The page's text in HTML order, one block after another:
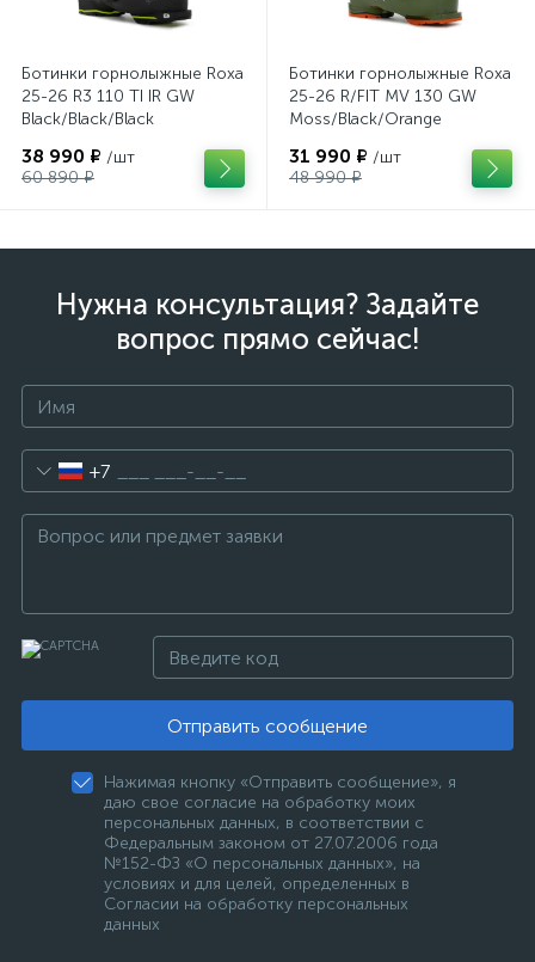
Ботинки горнолыжные Roxa
25-26 R3 110 TI IR GW
Black/Black/Black
38 990 ₽ /шт
60 890 ₽
Ботинки горнолыжные Roxa
25-26 R/FIT MV 130 GW
Moss/Black/Orange
31 990 ₽ /шт
48 990 ₽
Нужна консультация? Задайте
вопрос прямо сейчас!
+7
Отправить сообщение
Нажимая кнопку «Отправить сообщение», я
даю свое согласие на обработку моих
персональных данных, в соответствии с
Федеральным законом от 27.07.2006 года
№152-ФЗ «О персональных данных», на
условиях и для целей, определенных в
Согласии на обработку персональных
данных